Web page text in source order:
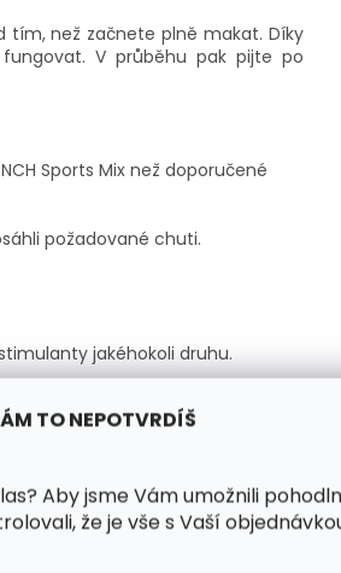
TO NEPOTVRDÍŠ
Aby jsme Vám umožnili
že je vše s Vaší
tím, než začnete plně makat. Díky
V průběhu pak pijte po
Sports Mix než doporučené
požadované chuti.
jakéhokoli druhu.
zákazníků.